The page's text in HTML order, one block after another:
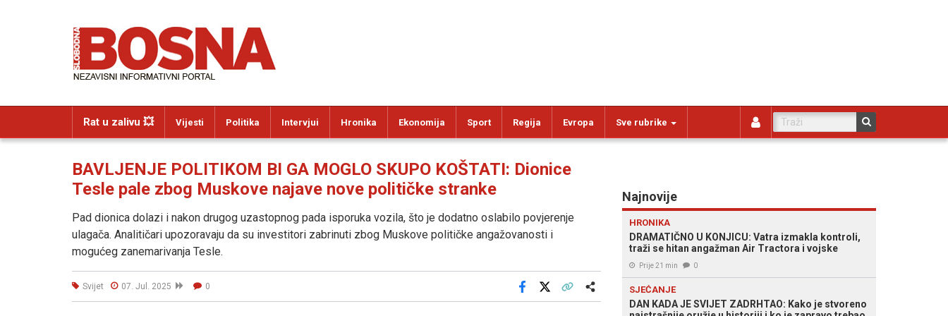
Rat u zalivu 💥 Vijesti Politika Intervjui Hronika Ekonomija Sport Regija Evropa Sve rubrike
BAVLJENJE POLITIKOM BI GA MOGLO SKUPO KOŠTATI: Dionice
Tesle pale zbog Muskove najave nove političke stranke
Pad dionica dolazi i nakon drugog uzastopnog pada isporuka vozila, što je dodatno oslabilo povjerenje
ulagača. Analitičari upozoravaju da su investitori zabrinuti zbog Muskove političke angažovanosti i
mogućeg zanemarivanja Tesle.
Svijet 07. Jul. 2025 0
Facebook
Najnovije
HRONIKA
DRAMATIČNO U KONJICU: Vatra izmakla kontroli,
traži se hitan angažman Air Tractora i vojske
Prije 21 min 0
SJEĆANJE
DAN KADA JE SVIJET ZADRHTAO: Kako je stvoreno